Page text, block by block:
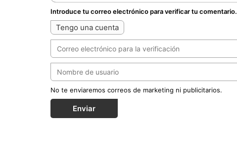
Introduce tu correo electrónico para verificar tu comentario.
Tengo una cuenta
No te enviaremos correos de marketing ni publicitarios.
Enviar